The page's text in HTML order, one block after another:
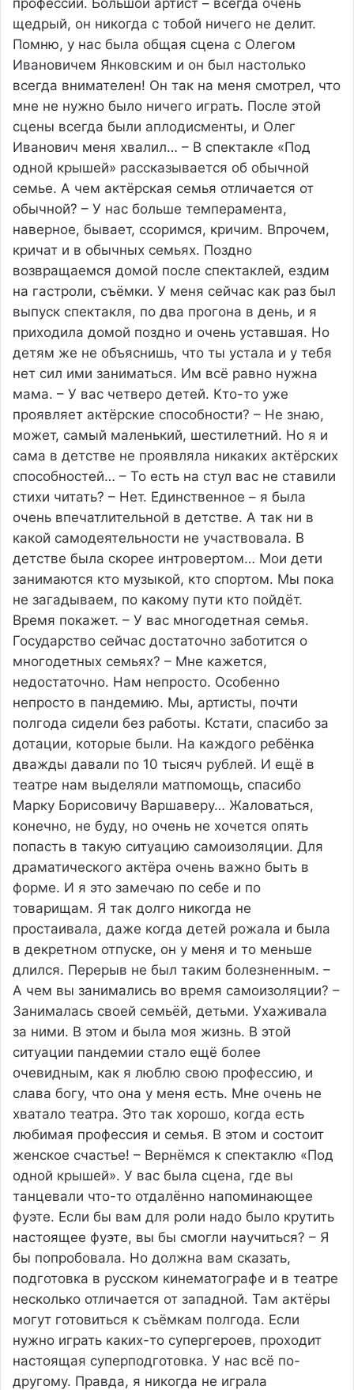
профессии. Большой артист – всегда очень
щедрый, он никогда с тобой ничего не делит.
Помню, у нас была общая сцена с Олегом
Ивановичем Янковским и он был настолько
всегда внимателен! Он так на меня смотрел, что
мне не нужно было ничего играть. После этой
сцены всегда были аплодисменты, и Олег
Иванович меня хвалил… – В спектакле «Под
одной крышей» рассказывается об обычной
семье. А чем актёрская семья отличается от
обычной? – У нас больше темперамента,
наверное, бывает, ссоримся, кричим. Впрочем,
кричат и в обычных семьях. Поздно
возвращаемся домой после спектаклей, ездим
на гастроли, съёмки. У меня сейчас как раз был
выпуск спектакля, по два прогона в день, и я
приходила домой поздно и очень уставшая. Но
детям же не объяснишь, что ты устала и у тебя
нет сил ими заниматься. Им всё равно нужна
мама. – У вас четверо детей. Кто-то уже
проявляет актёрские способности? – Не знаю,
может, самый маленький, шестилетний. Но я и
сама в детстве не проявляла никаких актёрских
способностей… – То есть на стул вас не ставили
стихи читать? – Нет. Единственное – я была
очень впечатлительной в детстве. А так ни в
какой самодеятельности не участвовала. В
детстве была скорее интровертом… Мои дети
занимаются кто музыкой, кто спортом. Мы пока
не загадываем, по какому пути кто пойдёт.
Время покажет. – У вас многодетная семья.
Государство сейчас достаточно заботится о
многодетных семьях? – Мне кажется,
недостаточно. Нам непросто. Особенно
непросто в пандемию. Мы, артисты, почти
полгода сидели без работы. Кстати, спасибо за
дотации, которые были. На каждого ребёнка
дважды давали по 10 тысяч рублей. И ещё в
театре нам выделяли матпомощь, спасибо
Марку Борисовичу Варшаверу… Жаловаться,
конечно, не буду, но очень не хочется опять
попасть в такую ситуацию самоизоляции. Для
драматического актёра очень важно быть в
форме. И я это замечаю по себе и по
товарищам. Я так долго никогда не
простаивала, даже когда детей рожала и была
в декретном отпуске, он у меня и то меньше
длился. Перерыв не был таким болезненным. –
А чем вы занимались во время самоизоляции? –
Занималась своей семьёй, детьми. Ухаживала
за ними. В этом и была моя жизнь. В этой
ситуации пандемии стало ещё более
очевидным, как я люблю свою профессию, и
слава богу, что она у меня есть. Мне очень не
хватало театра. Это так хорошо, когда есть
любимая профессия и семья. В этом и состоит
женское счастье! – Вернёмся к спектаклю «Под
одной крышей». У вас была сцена, где вы
танцевали что-то отдалённо напоминающее
фуэте. Если бы вам для роли надо было крутить
настоящее фуэте, вы бы смогли научиться? – Я
бы попробовала. Но должна вам сказать,
подготовка в русском кинематографе и в театре
несколько отличается от западной. Там актёры
могут готовиться к съёмкам полгода. Если
нужно играть каких-то супергероев, проходит
настоящая суперподготовка. У нас всё по-
другому. Правда, я никогда не играла